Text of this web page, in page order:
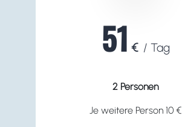
51 € / Tag
2 Personen
Je weitere Person 10 €